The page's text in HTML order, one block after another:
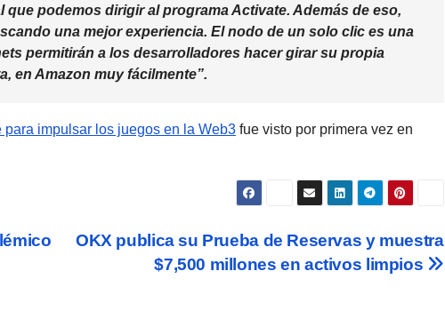
podemos dirigir al programa Activate. Además de eso,
una mejor experiencia. El nodo de un solo clic es una
permitirán a los desarrolladores hacer girar su propia
en Amazon muy fácilmente”.
impulsar los juegos en la Web3 fue visto por primera vez en
OKX publica su Prueba de Reservas y muestra
$7,500 millones en activos limpios